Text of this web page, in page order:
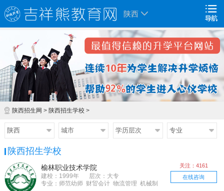
陕西
陕西招生网 > 陕西招生学校>
陕西 城市 学历层次 专业
陕西招生学校
榆林职业技术学院
建校：1999年
层次：大专
专业：师范幼师 财贸会计 物流管理 机械制
关注：4161
在线咨询